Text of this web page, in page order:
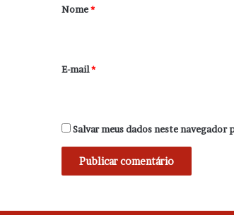
r
*
Nome*
E-mail*
Salvar meus dados neste navegador